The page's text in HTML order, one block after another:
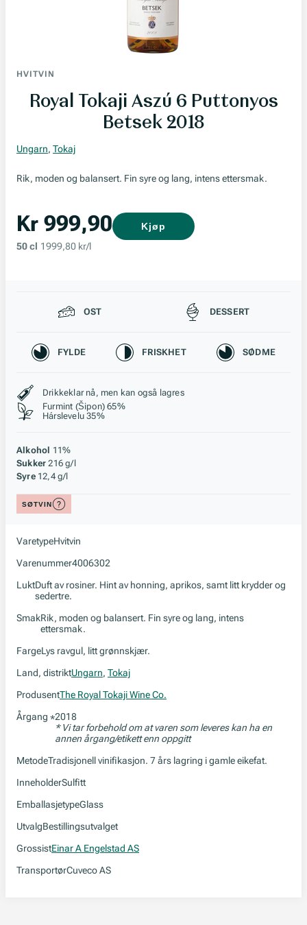
HVITVIN
Royal Tokaji Aszú 6 Puttonyos
Betsek 2018
Ungarn, Tokaj
Rik, moden og balansert. Fin syre og lang, intens ettersmak.
Kr 999,90
50 cl 1999,80 kr/l
Kjøp
Passer tilOST DESSERT
Karakteristikk
FYLDE FRISKHET SØDME
Stil, lagring og råstoff
Drikkeklar nå, men kan også lagres
Furmint (Šipon) 65%
Hárslevelu 35%
Alkohol 11%
Sukker 216 g/l
Syre 12,4 g/l
SØTVIN
VaretypeHvitvin
Varenummer4006302
LuktDuft av rosiner. Hint av honning, aprikos, samt litt krydder og
sedertre.
SmakRik, moden og balansert. Fin syre og lang, intens
ettersmak.
FargeLys ravgul, litt grønnskjær.
Land, distriktUngarn, Tokaj
ProdusentThe Royal Tokaji Wine Co.
Årgang *2018
* Vi tar forbehold om at varen som leveres kan ha en
annen årgang/etikett enn oppgitt
MetodeTradisjonell vinifikasjon. 7 års lagring i gamle eikefat.
InneholderSulfitt
EmballasjetypeGlass
UtvalgBestillingsutvalget
GrossistEinar A Engelstad AS
TransportørCuveco AS